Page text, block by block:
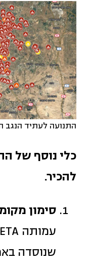
התנועה לעתיד הנגב
כלי נוסף של
להכיר.
סימון
שנוסדה